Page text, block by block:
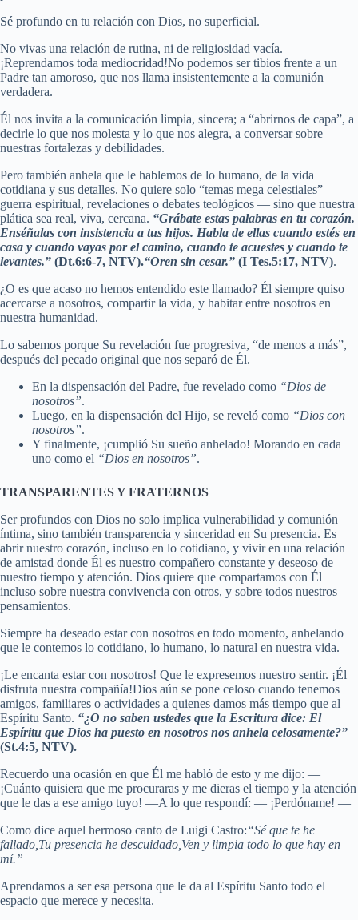
Sé profundo en tu relación con Dios, no superficial.
No vivas una relación de rutina, ni de religiosidad vacía.
¡Reprendamos toda mediocridad!No podemos ser tibios frente a un
Padre tan amoroso, que nos llama insistentemente a la comunión
verdadera.
Él nos invita a la comunicación limpia, sincera; a “abrirnos de capa”, a
decirle lo que nos molesta y lo que nos alegra, a conversar sobre
nuestras fortalezas y debilidades.
Pero también anhela que le hablemos de lo humano, de la vida
cotidiana y sus detalles. No quiere solo “temas mega celestiales” —
guerra espiritual, revelaciones o debates teológicos — sino que nuestra
plática sea real, viva, cercana. “Grábate estas palabras en tu corazón.
Enséñalas con insistencia a tus hijos. Habla de ellas cuando estés en
casa y cuando vayas por el camino, cuando te acuestes y cuando te
levantes.” (Dt.6:6-7, NTV).“Oren sin cesar.” (I Tes.5:17, NTV).
¿O es que acaso no hemos entendido este llamado? Él siempre quiso
acercarse a nosotros, compartir la vida, y habitar entre nosotros en
nuestra humanidad.
Lo sabemos porque Su revelación fue progresiva, “de menos a más”,
después del pecado original que nos separó de Él.
En la dispensación del Padre, fue revelado como “Dios de
nosotros”.
Luego, en la dispensación del Hijo, se reveló como “Dios con
nosotros”.
Y finalmente, ¡cumplió Su sueño anhelado! Morando en cada
uno como el “Dios en nosotros”.
TRANSPARENTES Y FRATERNOS
Ser profundos con Dios no solo implica vulnerabilidad y comunión
íntima, sino también transparencia y sinceridad en Su presencia. Es
abrir nuestro corazón, incluso en lo cotidiano, y vivir en una relación
de amistad donde Él es nuestro compañero constante y deseoso de
nuestro tiempo y atención. Dios quiere que compartamos con Él
incluso sobre nuestra convivencia con otros, y sobre todos nuestros
pensamientos.
Siempre ha deseado estar con nosotros en todo momento, anhelando
que le contemos lo cotidiano, lo humano, lo natural en nuestra vida.
¡Le encanta estar con nosotros! Que le expresemos nuestro sentir. ¡Él
disfruta nuestra compañía!Dios aún se pone celoso cuando tenemos
amigos, familiares o actividades a quienes damos más tiempo que al
Espíritu Santo. “¿O no saben ustedes que la Escritura dice: El
Espíritu que Dios ha puesto en nosotros nos anhela celosamente?”
(St.4:5, NTV).
Recuerdo una ocasión en que Él me habló de esto y me dijo: —
¡Cuánto quisiera que me procuraras y me dieras el tiempo y la atención
que le das a ese amigo tuyo! —A lo que respondí: — ¡Perdóname! —
Como dice aquel hermoso canto de Luigi Castro:“Sé que te he
fallado,Tu presencia he descuidado,Ven y limpia todo lo que hay en
mí.”
Aprendamos a ser esa persona que le da al Espíritu Santo todo el
espacio que merece y necesita.